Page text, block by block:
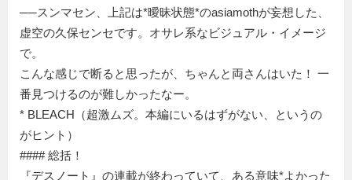
──スンマセン、上記は*曖昧状態*のasiamothが妄想した、
虚空の久保センセです。オサレ系なビジュアル・イメージ
で。
こんな感じで断ると思ったが、ちゃんと両さんはいた！ 一
番見つけるのが難しかったなー。
* BLEACH（超激ムズ。本編にいるはずがない、というの
がヒント）
#### 総括！
『デスノート』の連載が終わっていて、ある意味*よかった